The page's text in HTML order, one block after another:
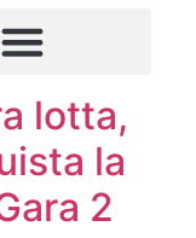
lotta,
la
2